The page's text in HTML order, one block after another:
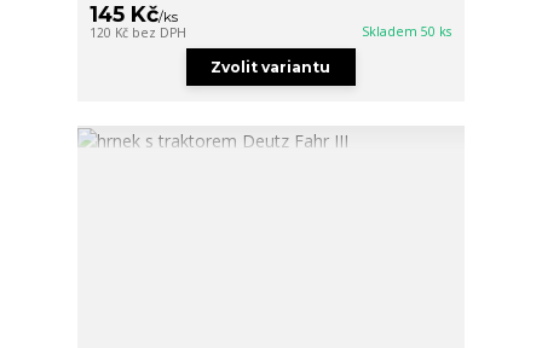
145 Kč/ks
120 Kč bez DPH Skladem 50 ks
Zvolit variantu